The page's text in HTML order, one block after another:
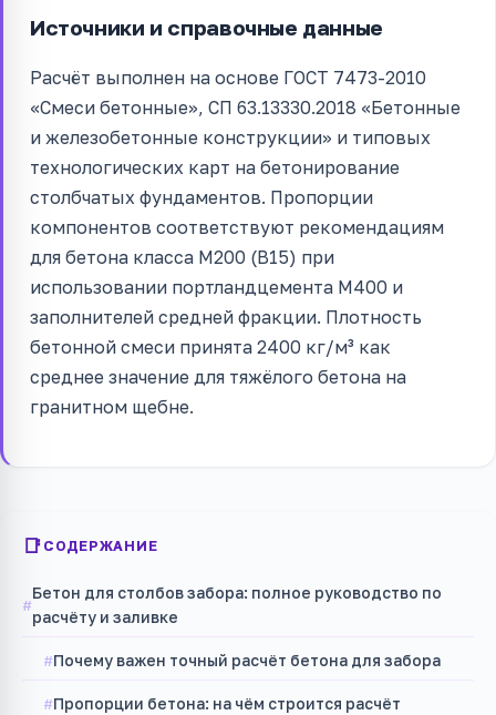
Источники и справочные данные
Расчёт выполнен на основе ГОСТ 7473-2010
«Смеси бетонные», СП 63.13330.2018 «Бетонные
и железобетонные конструкции» и типовых
технологических карт на бетонирование
столбчатых фундаментов. Пропорции
компонентов соответствуют рекомендациям
для бетона класса М200 (B15) при
использовании портландцемента М400 и
заполнителей средней фракции. Плотность
бетонной смеси принята 2400 кг/м³ как
среднее значение для тяжёлого бетона на
гранитном щебне.
СОДЕРЖАНИЕ
Бетон для столбов забора: полное руководство по
расчёту и заливке
Почему важен точный расчёт бетона для забора
Пропорции бетона: на чём строится расчёт